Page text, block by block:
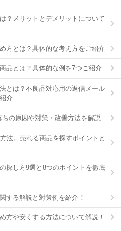
？メリットとデメリットについて
方とは？具体的な考え方をご紹介
品とは？具体的な例を7つご紹介
とは？不良品対応用の返信メール
介
の原因や対策・改善方法を解説
法。売れる商品を探すポイントと
探し方9選と8つのポイントを徹底
する解説と対策例を紹介！
方や安くする方法について解説！